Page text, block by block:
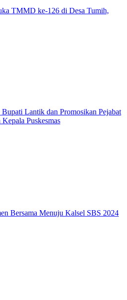
TMMD ke-126 di Desa Tumih,
Lantik dan Promosikan Pejabat
Puskesmas
Bersama Menuju Kalsel SBS 2024